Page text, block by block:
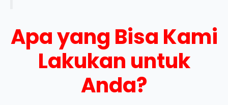
Apa yang Bisa Kami
Lakukan untuk
Anda?